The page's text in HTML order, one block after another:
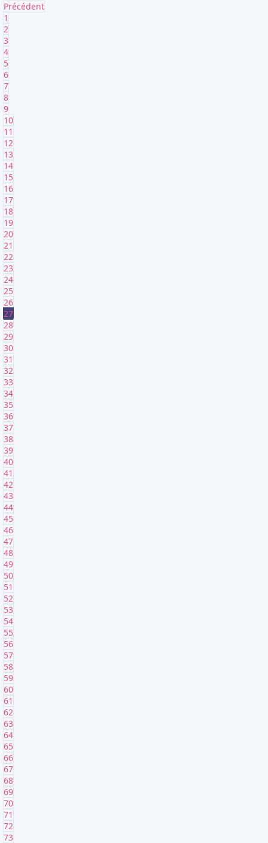
Précédent
1
2
3
4
5
6
7
8
9
10
11
12
13
14
15
16
17
18
19
20
21
22
23
24
25
26
27
28
29
30
31
32
33
34
35
36
37
38
39
40
41
42
43
44
45
46
47
48
49
50
51
52
53
54
55
56
57
58
59
60
61
62
63
64
65
66
67
68
69
70
71
72
73